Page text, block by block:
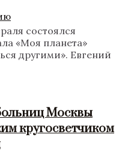
состоялся
«Моя планета»
другими». Евгений
Москвы
кругосветчиком